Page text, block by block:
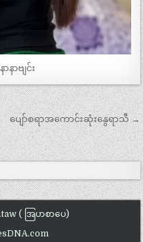
နာဗျင်း
ပျော်စရာအကောင်းဆုံးနွေရာသီ →
( အြပာစာပေ)